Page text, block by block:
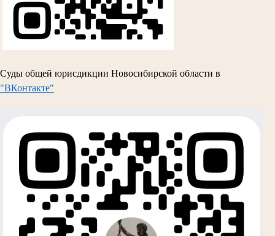
Суды общей юрисдикции Новосибирской области в
"ВКонтакте"